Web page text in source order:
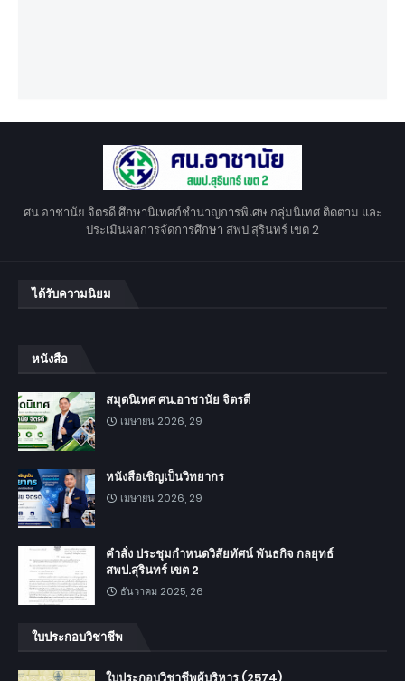
ศน.อาชานัย จิตรดี ศึกษานิเทศก์ชำนาญการพิเศษ กลุ่มนิเทศ ติดตาม และ
ประเมินผลการจัดการศึกษา สพป.สุรินทร์ เขต 2
ได้รับความนิยม
หนังสือ
สมุดนิเทศ ศน.อาชานัย จิตรดี
เมษายน 2026, 29
หนังสือเชิญเป็นวิทยากร
เมษายน 2026, 29
คำสั่ง ประชุมกำหนดวิสัยทัศน์ พันธกิจ กลยุทธ์
สพป.สุรินทร์ เขต 2
ธันวาคม 2025, 26
ใบประกอบวิชาชีพ